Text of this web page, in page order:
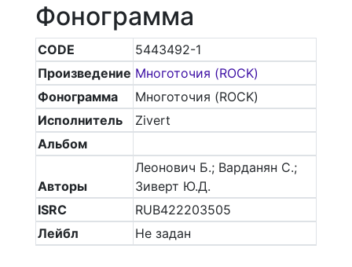
Фонограмма
CODE
5443492-1
Произведение Многоточия (ROCK)
Фонограмма
Многоточия (ROCK)
Исполнитель
Zivert
Альбом
Авторы
Леонович Б.; Варданян С.;
Зиверт Ю.Д.
ISRC
RUB422203505
Лейбл
Не задан